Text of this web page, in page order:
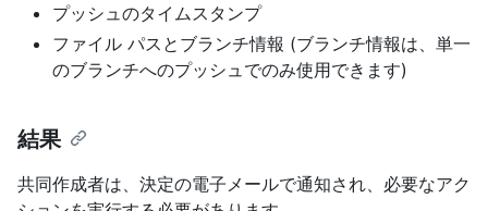
プッシュのタイムスタンプ
ファイル パスとブランチ情報 (ブランチ情報は、単一
のブランチへのプッシュでのみ使用できます)
結果
共同作成者は、決定の電子メールで通知され、必要なアク